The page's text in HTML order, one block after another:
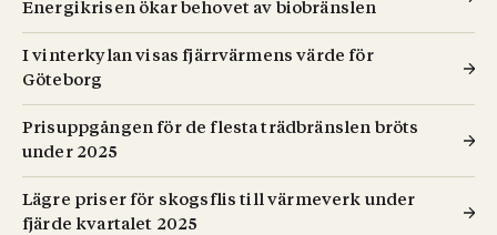
Energikrisen ökar behovet av biobränslen
I vinterkylan visas fjärrvärmens värde för
Göteborg
Prisuppgången för de flesta trädbränslen bröts
under 2025
Lägre priser för skogsflis till värmeverk under
fjärde kvartalet 2025